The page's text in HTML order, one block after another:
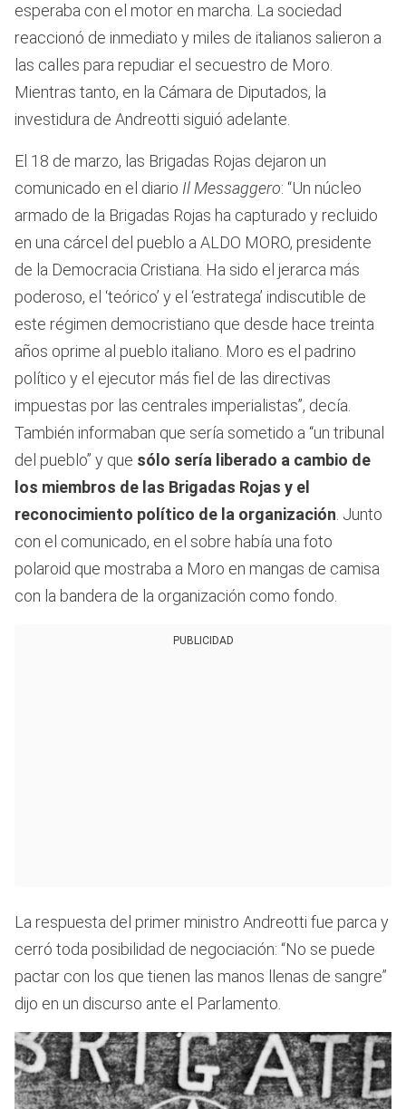
esperaba con el motor en marcha. La sociedad
reaccionó de inmediato y miles de italianos salieron a
las calles para repudiar el secuestro de Moro.
Mientras tanto, en la Cámara de Diputados, la
investidura de Andreotti siguió adelante.
El 18 de marzo, las Brigadas Rojas dejaron un
comunicado en el diario Il Messaggero: “Un núcleo
armado de la Brigadas Rojas ha capturado y recluido
en una cárcel del pueblo a ALDO MORO, presidente
de la Democracia Cristiana. Ha sido el jerarca más
poderoso, el ‘teórico’ y el ‘estratega’ indiscutible de
este régimen democristiano que desde hace treinta
años oprime al pueblo italiano. Moro es el padrino
político y el ejecutor más fiel de las directivas
impuestas por las centrales imperialistas”, decía.
También informaban que sería sometido a “un tribunal
del pueblo” y que sólo sería liberado a cambio de
los miembros de las Brigadas Rojas y el
reconocimiento político de la organización. Junto
con el comunicado, en el sobre había una foto
polaroid que mostraba a Moro en mangas de camisa
con la bandera de la organización como fondo.
PUBLICIDAD
La respuesta del primer ministro Andreotti fue parca y
cerró toda posibilidad de negociación: “No se puede
pactar con los que tienen las manos llenas de sangre”
dijo en un discurso ante el Parlamento.